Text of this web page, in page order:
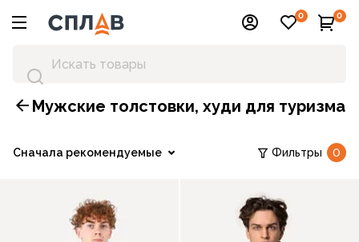
0 0
Мужские толстовки, худи для туризма
Сначала рекомендуемые Фильтры 0